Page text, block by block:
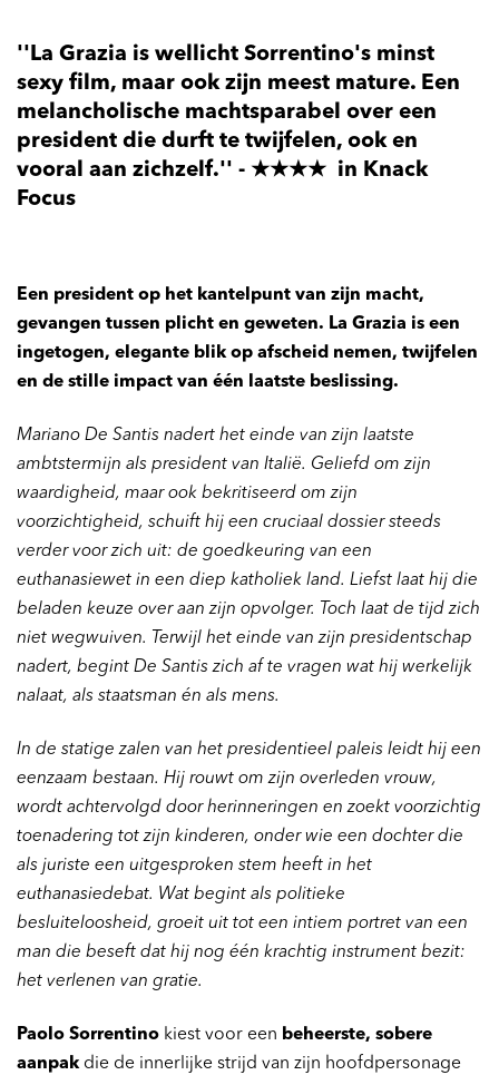
''La Grazia is wellicht Sorrentino's minst
sexy film, maar ook zijn meest mature. Een
melancholische machtsparabel over een
president die durft te twijfelen, ook en
vooral aan zichzelf.'' - ★★★★ in Knack
Focus
Een president op het kantelpunt van zijn macht,
gevangen tussen plicht en geweten. La Grazia is een
ingetogen, elegante blik op afscheid nemen, twijfelen
en de stille impact van één laatste beslissing.
Mariano De Santis nadert het einde van zijn laatste
ambtstermijn als president van Italië. Geliefd om zijn
waardigheid, maar ook bekritiseerd om zijn
voorzichtigheid, schuift hij een cruciaal dossier steeds
verder voor zich uit: de goedkeuring van een
euthanasiewet in een diep katholiek land. Liefst laat hij die
beladen keuze over aan zijn opvolger. Toch laat de tijd zich
niet wegwuiven. Terwijl het einde van zijn presidentschap
nadert, begint De Santis zich af te vragen wat hij werkelijk
nalaat, als staatsman én als mens.
In de statige zalen van het presidentieel paleis leidt hij een
eenzaam bestaan. Hij rouwt om zijn overleden vrouw,
wordt achtervolgd door herinneringen en zoekt voorzichtig
toenadering tot zijn kinderen, onder wie een dochter die
als juriste een uitgesproken stem heeft in het
euthanasiedebat. Wat begint als politieke
besluiteloosheid, groeit uit tot een intiem portret van een
man die beseft dat hij nog één krachtig instrument bezit:
het verlenen van gratie.
Paolo Sorrentino kiest voor een beheerste, sobere
aanpakdie de innerlijke strijd van zijn hoofdpersonage